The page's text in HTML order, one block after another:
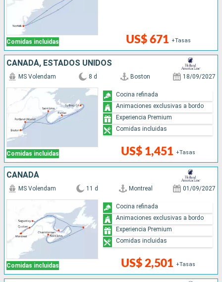
Comidas incluidas US$ 671 +Tasas
CANADÁ, ESTADOS UNIDOS
Comidas incluidas
MS Volendam 8 d Boston 18/09/2027
US$ 1,451 +Tasas
Cocina refinada
Animaciones exclusivas a bordo
Experiencia Premium
Comidas incluidas
CANADÁ
Comidas incluidas
MS Volendam 11 d Montreal 01/09/2027
US$ 2,501 +Tasas
Cocina refinada
Animaciones exclusivas a bordo
Experiencia Premium
Comidas incluidas